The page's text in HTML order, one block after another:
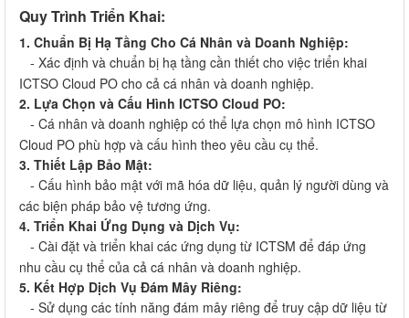
Quy Trình Triển Khai:
1. Chuẩn Bị Hạ Tầng Cho Cá Nhân và Doanh Nghiệp:
- Xác định và chuẩn bị hạ tầng cần thiết cho việc triển khai
ICTSO Cloud PO cho cả cá nhân và doanh nghiệp.
2. Lựa Chọn và Cấu Hình ICTSO Cloud PO:
- Cá nhân và doanh nghiệp có thể lựa chọn mô hình ICTSO
Cloud PO phù hợp và cấu hình theo yêu cầu cụ thể.
3. Thiết Lập Bảo Mật:
- Cấu hình bảo mật với mã hóa dữ liệu, quản lý người dùng và
các biện pháp bảo vệ tương ứng.
4. Triển Khai Ứng Dụng và Dịch Vụ:
- Cài đặt và triển khai các ứng dụng từ ICTSM để đáp ứng
nhu cầu cụ thể của cả cá nhân và doanh nghiệp.
5. Kết Hợp Dịch Vụ Đám Mây Riêng:
- Sử dụng các tính năng đám mây riêng để truy cập dữ liệu từ